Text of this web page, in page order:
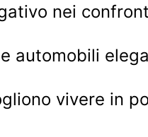
nei
automobili
vivere in